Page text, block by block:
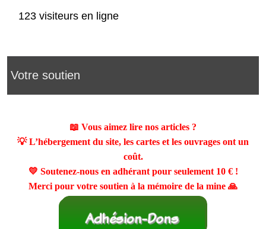
123 visiteurs en ligne
Votre soutien
📖 Vous aimez lire nos articles ?
💡 L’hébergement du site, les cartes et les ouvrages ont un
coût.
💛 Soutenez-nous en adhérant pour seulement 10 €!
Merci pour votre soutien à la mémoire de la mine 🙏